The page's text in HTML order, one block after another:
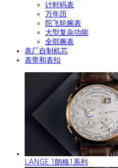
计时码表
万年历
陀飞轮腕表
大型复杂功能
全部腕表
表厂自制机芯
表带和表扣
LANGE 1朗格1系列